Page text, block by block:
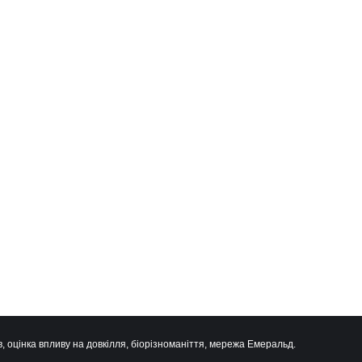
впливу на довкілля, біорізноманіття, мережа Емеральд.